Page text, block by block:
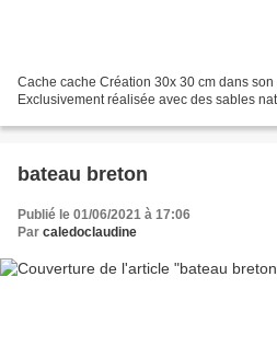
Cache cache Création 30x 30 cm dans
Exclusivement réalisée avec des sables
bateau breton
Publié le 01/06/2021 à 17:06
Par caledoclaudine